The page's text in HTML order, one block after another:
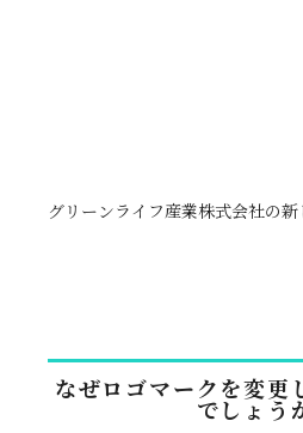
グリーンライフ産業株式会社の新
なぜロゴマークを変更
でしょう